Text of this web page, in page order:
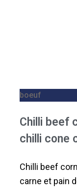
boeuf
Chilli beef
chilli cone
Chilli beef
carne et pain